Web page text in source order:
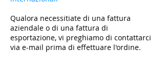
Qualora necessitiate di una fattura
aziendale o di una fattura di
esportazione, vi preghiamo di contattarci
via e-mail prima di effettuare l'ordine.